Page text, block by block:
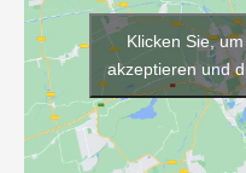
Klicken Sie,
akzeptieren und